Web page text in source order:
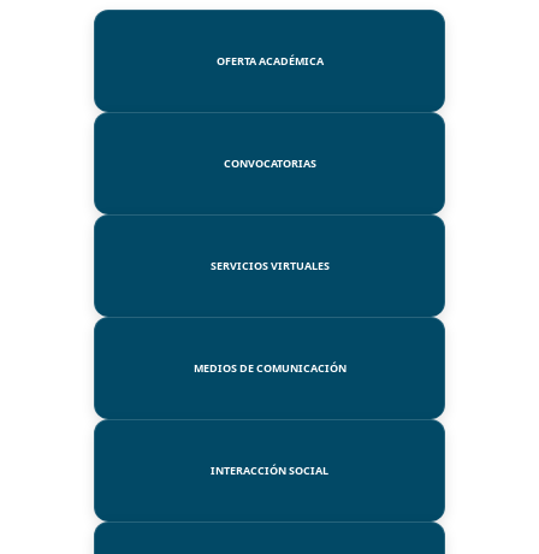
OFERTA ACADÉMICA
CONVOCATORIAS
SERVICIOS VIRTUALES
MEDIOS DE COMUNICACIÓN
INTERACCIÓN SOCIAL